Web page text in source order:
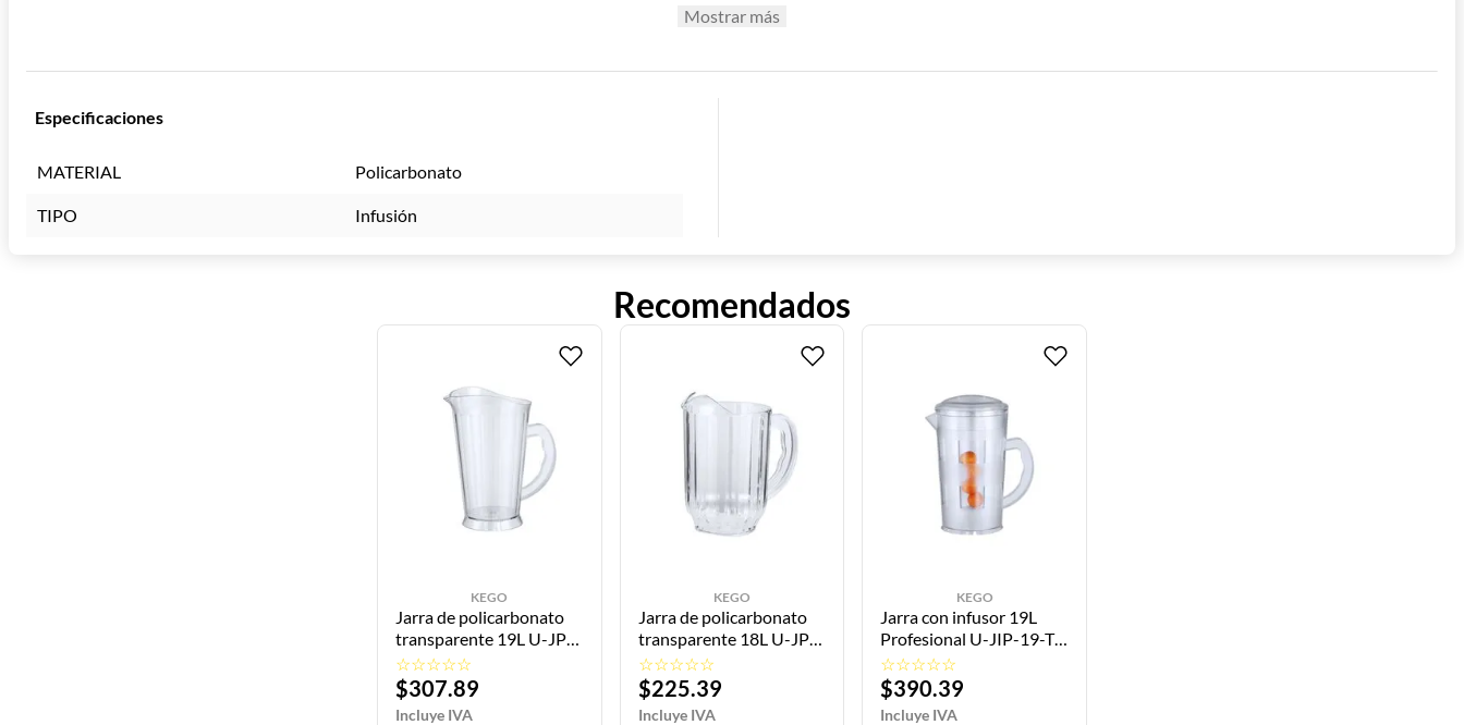
Anima a tus clientes a elegir opciones más saludables y deliciosas, ofreciéndoles bebidas naturales sin azúcares añadidos. Una forma sencilla de promover el
es más que un simple recipiente; es una herramienta versátil que te permite innovar en tu oferta de bebidas y deleitar a tus clientes con sabores frescos y
naturales.
Mostrar más
Especificaciones
MATERIAL Policarbonato
TIPO Infusión
Recomendados
KEGO
Jarra de policarbonato
transparente 19L U-JP-
19-TR KEGO
☆☆☆☆☆
$307.89
KEGO
Jarra de policarbonato
transparente 18L U-JP-
18-TR KEGO
☆☆☆☆☆
$225.39
KEGO
Jarra con infusor 19L
Profesional U-JIP-19-TR
KEGO
☆☆☆☆☆
$390.39